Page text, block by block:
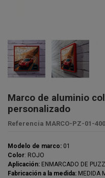
Marco de aluminio
personalizado
Referencia MARCO-PZ-01-400
Modelo de marco: 01
Color: ROJO
Aplicación: ENMARCADO DE
Fabricación a la medida: MEDIDA